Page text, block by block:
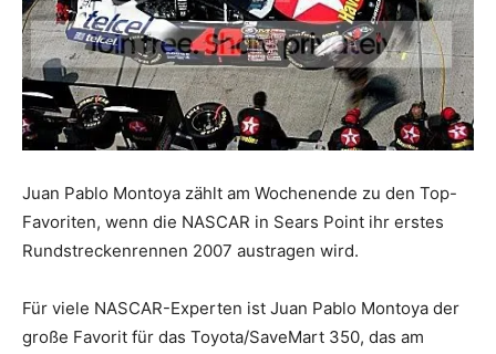
Juan Pablo Montoya zählt am Wochenende zu den Top-
Favoriten, wenn die NASCAR in Sears Point ihr erstes
Rundstreckenrennen 2007 austragen wird.
Für viele NASCAR-Experten ist Juan Pablo Montoya der
große Favorit für das Toyota/SaveMart 350, das am